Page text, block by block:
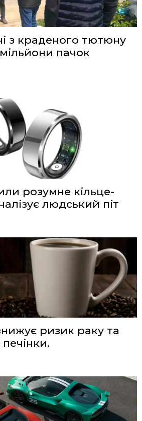
з краденого тютюну
пачок
розумне кільце-
людський піт
ризик раку та